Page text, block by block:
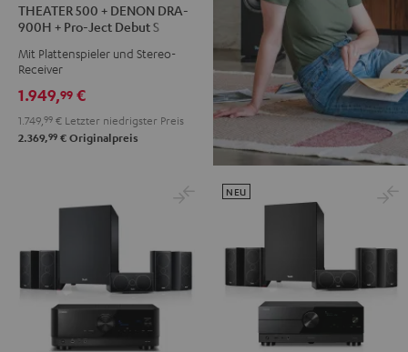
500
+
DENON
DRA-
900H
+
Pro-
Schwarz
THEATER 500 + DENON DRA-
900H + Pro-Ject Debut S
Mit Plattenspieler und Stereo-
Receiver
1.949,99 €
1.749, 99 € Letzter niedrigster Preis
2.369,99 € Originalpreis
NEU